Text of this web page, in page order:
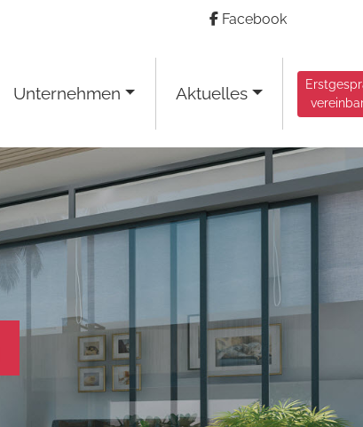
Facebook
Unternehmen Aktuelles